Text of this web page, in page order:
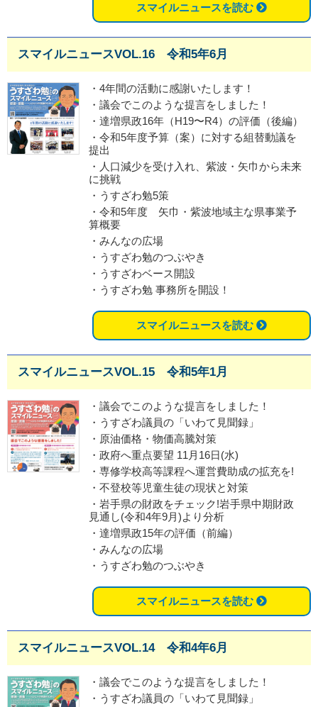
スマイルニュースを読む
スマイルニュースVOL.16 令和5年6月
・4年間の活動に感謝いたします！
・議会でこのような提言をしました！
・達増県政16年（H19〜R4）の評価（後編）
・令和5年度予算（案）に対する組替動議を
提出
・人口減少を受け入れ、紫波・矢巾から未来
に挑戦
・うすざわ勉5策
・令和5年度 矢巾・紫波地域主な県事業予
算概要
・みんなの広場
・うすざわ勉のつぶやき
・うすざわベース開設
・うすざわ勉 事務所を開設！
スマイルニュースを読む
スマイルニュースVOL.15 令和5年1月
・議会でこのような提言をしました！
・うすざわ議員の「いわて見聞録」
・原油価格・物価高騰対策
・政府へ重点要望 11月16日(水)
・専修学校高等課程へ運営費助成の拡充を!
・不登校等児童生徒の現状と対策
・岩手県の財政をチェック!岩手県中期財政
見通し(令和4年9月)より分析
・達増県政15年の評価（前編）
・みんなの広場
・うすざわ勉のつぶやき
スマイルニュースを読む
スマイルニュースVOL.14 令和4年6月
・議会でこのような提言をしました！
・うすざわ議員の「いわて見聞録」